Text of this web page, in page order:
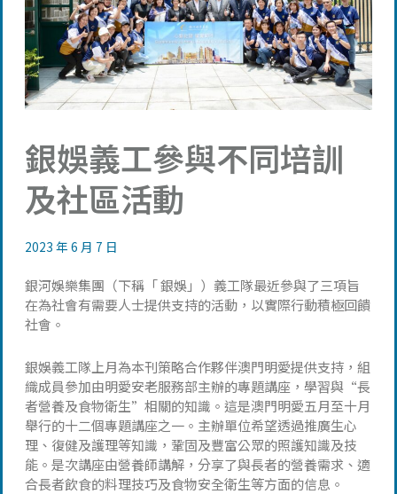
銀娛義工參與不同培訓
及社區活動
2023 年 6 月 7 日
銀河娛樂集團（下稱「 銀娛」）義工隊最近參與了三項旨
在為社會有需要人士提供支持的活動，以實際行動積極回饋
社會。
銀娛義工隊上月為本刊策略合作夥伴澳門明愛提供支持，組
織成員參加由明愛安老服務部主辦的專題講座，學習與“長
者營養及食物衛生”相關的知識。這是澳門明愛五月至十月
舉行的十二個專題講座之一。主辦單位希望透過推廣生心
理、復健及護理等知識，鞏固及豐富公眾的照護知識及技
能。是次講座由營養師講解，分享了與長者的營養需求、適
合長者飲食的料理技巧及食物安全衛生等方面的信息。